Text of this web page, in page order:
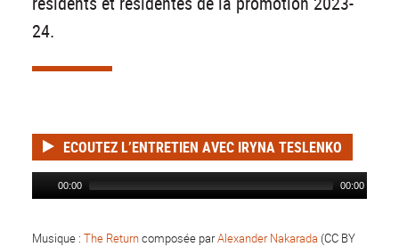
24.
ECOUTEZ L’ENTRETIEN AVEC IRYNA TESLENKO
00:00 00:00
Musique : The Returncomposée parAlexander Nakarada (CC BY